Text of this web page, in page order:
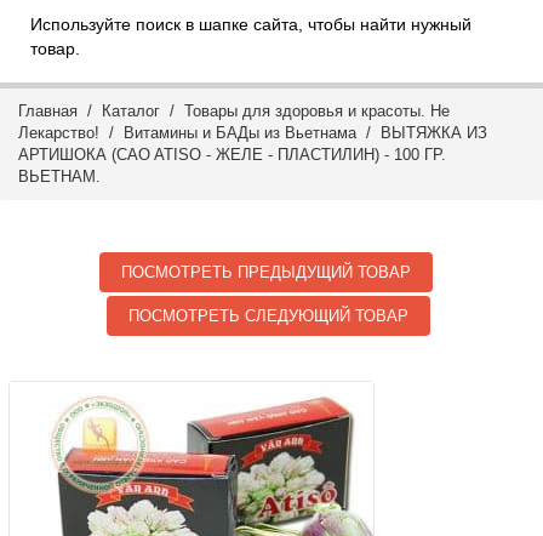
Используйте поиск в шапке сайта, чтобы найти нужный
товар.
Главная / Каталог / Товары для здоровья и красоты. Не
Лекарство! / Витамины и БАДы из Вьетнама/ ВЫТЯЖКА ИЗ
АРТИШОКА (CAO ATISO - ЖЕЛЕ - ПЛАСТИЛИН) - 100 ГР.
ВЬЕТНАМ.
ПОСМОТРЕТЬ ПРЕДЫДУЩИЙ ТОВАР
ПОСМОТРЕТЬ СЛЕДУЮЩИЙ ТОВАР